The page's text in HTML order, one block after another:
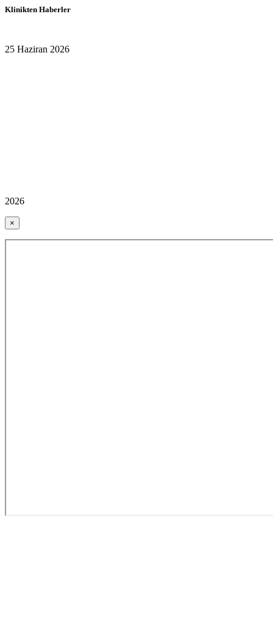
Klinikten Haberler
25 Haziran 2026
2026
×